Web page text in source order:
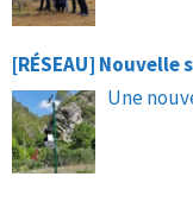
[RÉSEAU]
Une